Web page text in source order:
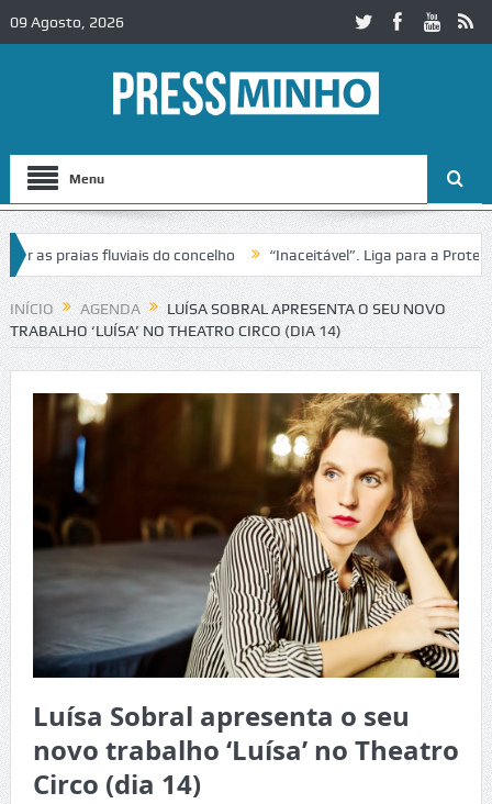
09 Agosto, 2026
Menu
praias fluviais do concelho “Inaceitável”. Liga para a Proteção
de trânsito no IC2 em Alcobaça Igreja do Castelo de Cerveira
INÍCIO AGENDA
LUÍSA SOBRAL APRESENTA O SEU NOVO
TRABALHO ‘LUÍSA’ NO THEATRO CIRCO (DIA 14)
Luísa Sobral apresenta o seu
novo trabalho ‘Luísa’ no Theatro
Circo (dia 14)